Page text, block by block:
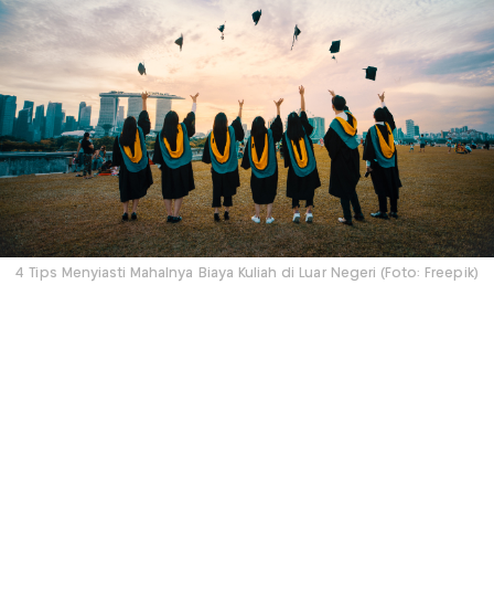
4 Tips Menyiasti Mahalnya Biaya Kuliah di Luar Negeri (Foto: Freepik)